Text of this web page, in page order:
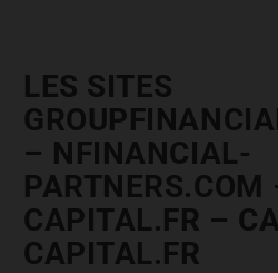
LES SITES
– NFINANCIAL-
CAPITAL.FR –
CAPITAL.FR